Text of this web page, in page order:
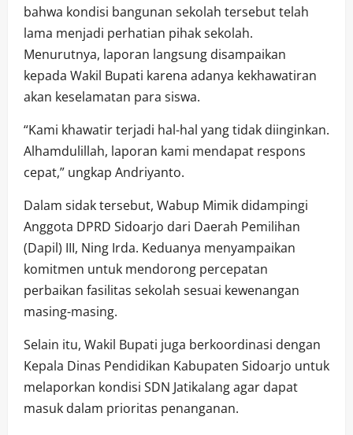
bahwa kondisi bangunan sekolah tersebut telah
lama menjadi perhatian pihak sekolah.
Menurutnya, laporan langsung disampaikan
kepada Wakil Bupati karena adanya kekhawatiran
akan keselamatan para siswa.
“Kami khawatir terjadi hal-hal yang tidak diinginkan.
Alhamdulillah, laporan kami mendapat respons
cepat,” ungkap Andriyanto.
Dalam sidak tersebut, Wabup Mimik didampingi
Anggota DPRD Sidoarjo dari Daerah Pemilihan
(Dapil) III, Ning Irda. Keduanya menyampaikan
komitmen untuk mendorong percepatan
perbaikan fasilitas sekolah sesuai kewenangan
masing-masing.
Selain itu, Wakil Bupati juga berkoordinasi dengan
Kepala Dinas Pendidikan Kabupaten Sidoarjo untuk
melaporkan kondisi SDN Jatikalang agar dapat
masuk dalam prioritas penanganan.